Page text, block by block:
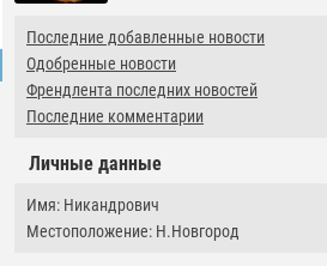
Последние добавленные новости
Одобренные новости
Френдлента последних новостей
Последние комментарии
Личные данные
Имя: Никандрович
Местоположение: Н.Новгород